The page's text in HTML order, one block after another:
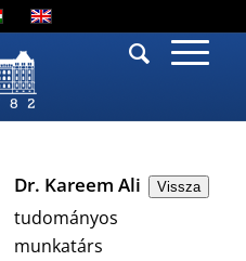
Vissza
Dr. Kareem Ali
tudományos
munkatárs